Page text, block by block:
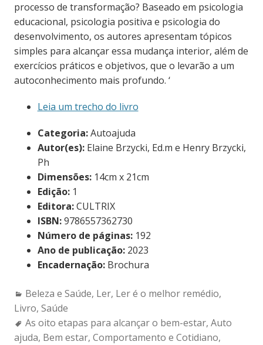
processo de transformação? Baseado em psicologia
educacional, psicologia positiva e psicologia do
desenvolvimento, os autores apresentam tópicos
simples para alcançar essa mudança interior, além de
exercícios práticos e objetivos, que o levarão a um
autoconhecimento mais profundo. ‘
Leia um trecho do livro
Categoria:Autoajuda
Autor(es):Elaine Brzycki, Ed.m e Henry Brzycki,
Ph
Dimensões:14cm x 21cm
Edição:1
Editora:CULTRIX
ISBN:9786557362730
Número de páginas:192
Ano de publicação:2023
Encadernação:Brochura
Categories:
Beleza e Saúde, Ler, Ler é o melhor remédio,
Livro, Saúde
Tags:
As oito etapas para alcançar o bem-estar, Auto
ajuda, Bem estar, Comportamento e Cotidiano,